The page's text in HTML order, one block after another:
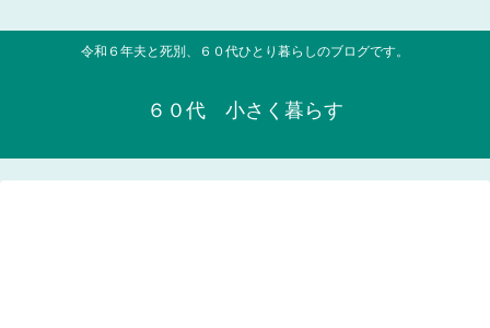
令和６年夫と死別、６０代ひとり暮らしのブログです。
６０代 小さく暮らす